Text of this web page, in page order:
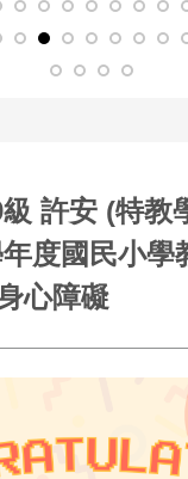
級 許安 (特教
度國民小學
心障礙